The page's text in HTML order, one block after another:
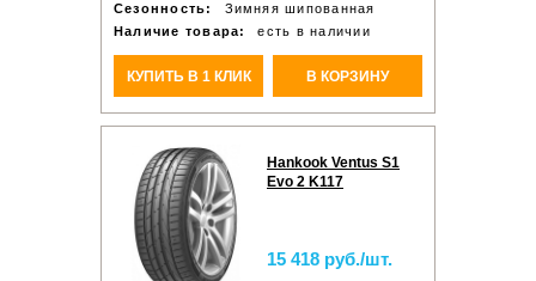
Сезонность:
Зимняя шипованная
Наличие товара:
есть в наличии
КУПИТЬ В 1 КЛИК В КОРЗИНУ
Hankook Ventus S1
Evo 2 K117
15 418 руб./шт.